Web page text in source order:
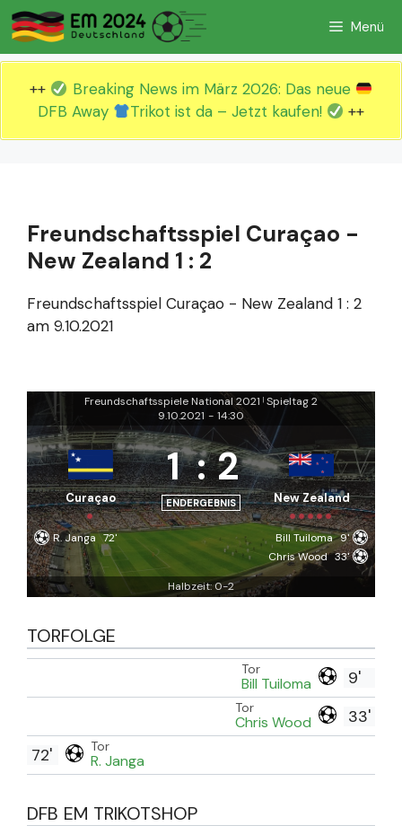
Zum
Inhalt
springen
Menü
++
Breaking News im März 2026: Das neue
DFB Away
Trikot ist da – Jetzt kaufen! ++
Freundschaftsspiel Curaçao -
New Zealand 1 : 2
Freundschaftsspiel Curaçao - New Zealand 1 : 2
am 9.10.2021
Freundschaftsspiele National 2021 | Spieltag 2
9.10.2021 - 14:30
Curaçao
1 : 2
ENDERGEBNIS New Zealand
R. Janga 72' Bill Tuiloma 9'
Chris Wood 33'
Halbzeit: 0-2
TORFOLGE
9'
Tor
Bill Tuiloma
33'
Tor
Chris Wood
Tor
R. Janga
72'
DFB EM TRIKOTSHOP